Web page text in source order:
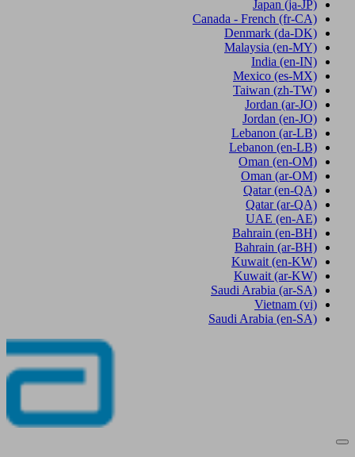
Japan (ja-JP)
Canada - French (fr-CA)
Denmark (da-DK)
Malaysia (en-MY)
India (en-IN)
Mexico (es-MX)
Taiwan (zh-TW)
Jordan (ar-JO)
Jordan (en-JO)
Lebanon (ar-LB)
Lebanon (en-LB)
Oman (en-OM)
Oman (ar-OM)
Qatar (en-QA)
Qatar (ar-QA)
UAE (en-AE)
Bahrain (en-BH)
Bahrain (ar-BH)
Kuwait (en-KW)
Kuwait (ar-KW)
Saudi Arabia (ar-SA)
Vietnam (vi)
Saudi Arabia (en-SA)